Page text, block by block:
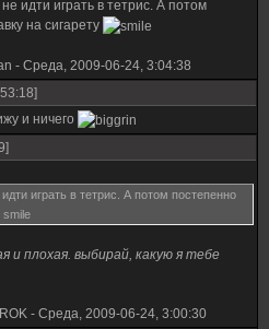
идти играть в тетрис. А потом
на сигарету
- Среда, 2009-06-24, 3:04:38
и ничего
играть в тетрис. А потом постепенно
smile
и плохая. выбирай, какую я тебе
- Среда, 2009-06-24, 3:00:30